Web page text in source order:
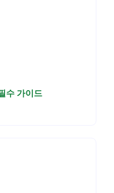
수 가이드